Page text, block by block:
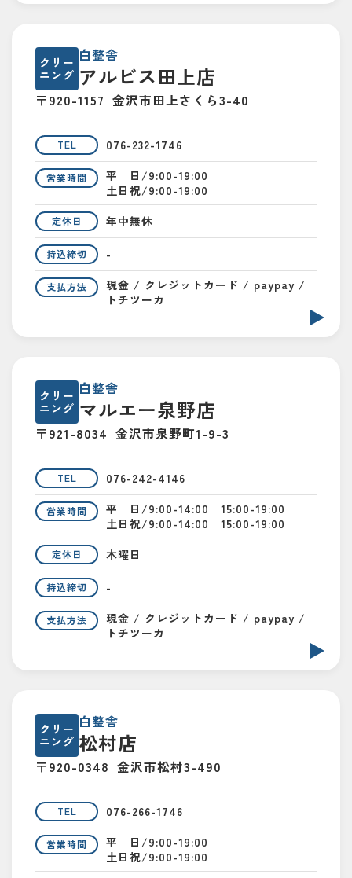
クリー
ニング
白整舎
アルビス田上店
〒920-1157 金沢市田上さくら3-40
TEL 076-232-1746
営業時間
平 日/9:00-19:00
土日祝/9:00-19:00
定休日 年中無休
持込締切 -
支払方法
現金 / クレジットカード / paypay /
トチツーカ
クリー
ニング
白整舎
マルエー泉野店
〒921-8034 金沢市泉野町1-9-3
TEL 076-242-4146
営業時間
平 日/9:00-14:00 15:00-19:00
土日祝/9:00-14:00 15:00-19:00
定休日 木曜日
持込締切 -
支払方法
現金 / クレジットカード / paypay /
トチツーカ
クリー
ニング
白整舎
松村店
〒920-0348 金沢市松村3-490
TEL 076-266-1746
営業時間
平 日/9:00-19:00
土日祝/9:00-19:00